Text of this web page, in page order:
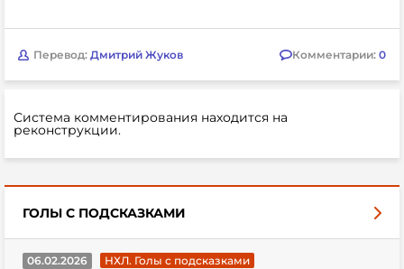
Перевод: Дмитрий Жуков Комментарии: 0
Система комментирования находится на
реконструкции.
ГОЛЫ С ПОДСКАЗКАМИ
06.02.2026
НХЛ. Голы с подсказками